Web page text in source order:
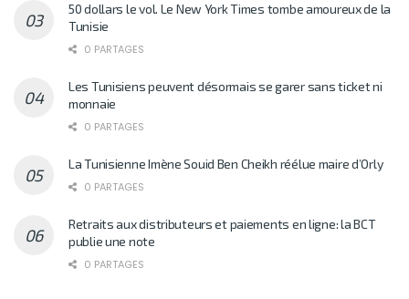
50 dollars le vol. Le New York Times tombe amoureux de la
Tunisie
0 PARTAGES
Les Tunisiens peuvent désormais se garer sans ticket ni
monnaie
0 PARTAGES
La Tunisienne Imène Souid Ben Cheikh réélue maire d’Orly
0 PARTAGES
Retraits aux distributeurs et paiements en ligne: la BCT
publie une note
0 PARTAGES